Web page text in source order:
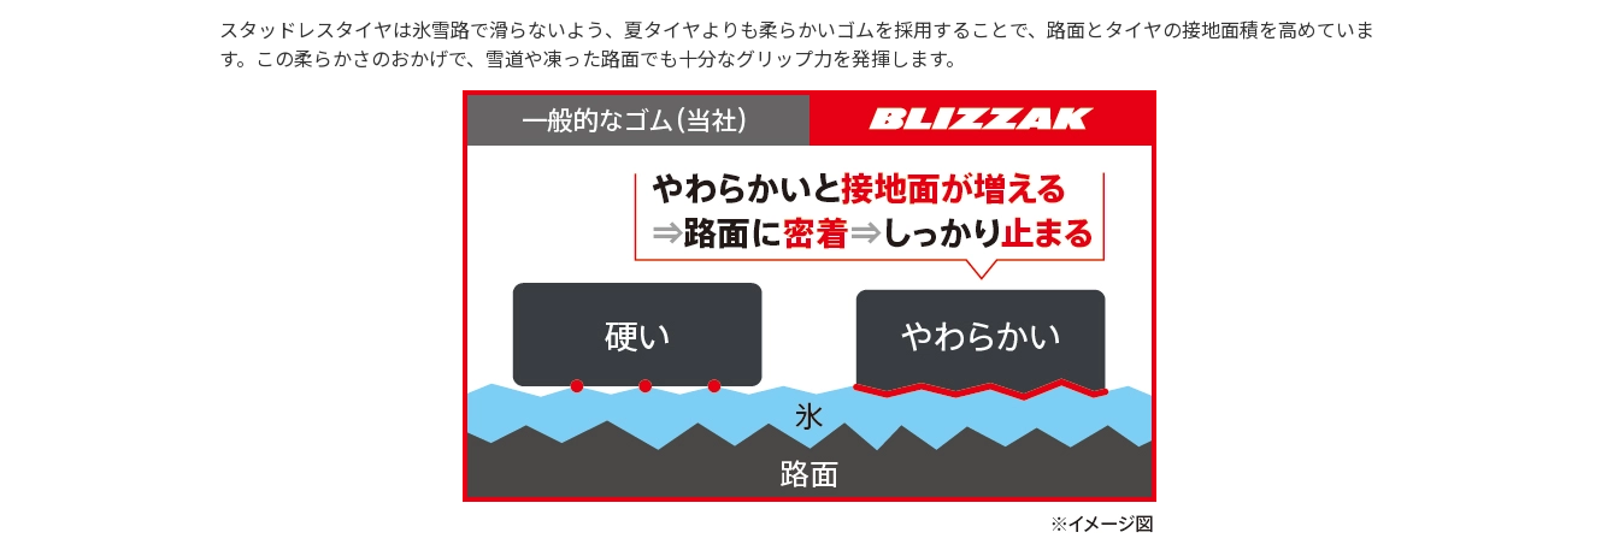
スタッドレスタイヤは氷雪路で滑らないよう、夏タイヤよりも柔らかいゴムを採用することで、路面とタイヤの接地面積を高めていま
す。この柔らかさのおかげで、雪道や凍った路面でも十分なグリップ力を発揮します。